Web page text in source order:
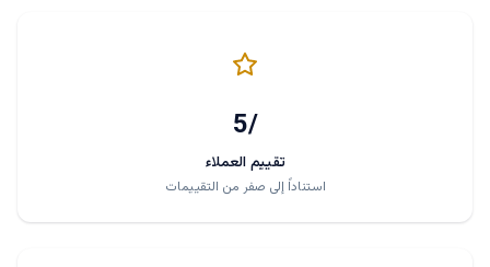
/5
تقييم العملاء
استناداً إلى صفر من التقييمات